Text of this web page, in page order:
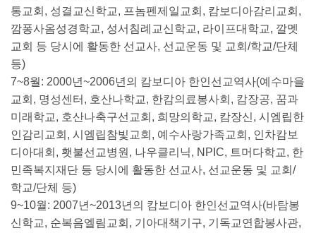
통교회, 성결교신학교, 프놈펜제일교회, 캄보디아감리교회,
깜퐁사옴성경학교, 성서침례교신학교, 라이프대학교, 깔멧
교회 등 당시에 활동한 선교사, 선교운동 및 교회/학교/단체
등)
7~8월: 2000년~2006년의 캄보디아 한인선교역사(예수마을
교회, 명성센터, 호산나학교, 한캄의료봉사회, 캄장공, 꿈과
미래학교, 호산나축구선교회, 희망의학교, 캄장신, 시엠립한
인감리교회, 시엠립참빛교회, 예수사랑가족교회, 인차캄보
디아대회, 횃불선교병원, 나우클리닉, NPIC, 트머다학교, 한
민족복지재단 등 당시에 활동한 선교사, 선교운동 및 교회/
학교/단체 등)
9~10월: 2007년~2013년의 캄보디아 한인선교역사(바탐봉
신학교, 순복음엘림교회, 기아대책기구, 기독교연합봉사관,